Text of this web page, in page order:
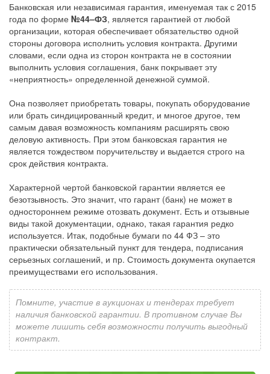
Банковская или независимая гарантия, именуемая так с 2015
года по форме №44–ФЗ, является гарантией от любой
организации, которая обеспечивает обязательство одной
стороны договора исполнить условия контракта. Другими
словами, если одна из сторон контракта не в состоянии
выполнить условия соглашения, банк покрывает эту
«неприятность» определенной денежной суммой.
Она позволяет приобретать товары, покупать оборудование
или брать синдицированный кредит, и многое другое, тем
самым давая возможность компаниям расширять свою
деловую активность. При этом банковская гарантия не
является тождеством поручительству и выдается строго на
срок действия контракта.
Характерной чертой банковской гарантии является ее
безотзывность. Это значит, что гарант (банк) не может в
одностороннем режиме отозвать документ. Есть и отзывные
виды такой документации, однако, такая гарантия редко
используется. Итак, подобные бумаги по 44 ФЗ – это
практически обязательный пункт для тендера, подписания
серьезных соглашений, и пр. Стоимость документа окупается
преимуществами его использования.
Помните, участие в аукционах и тендерах требует
наличия банковской гарантии. В противном случае Вы
можете лишить себя возможности получить выгодный
контракт.